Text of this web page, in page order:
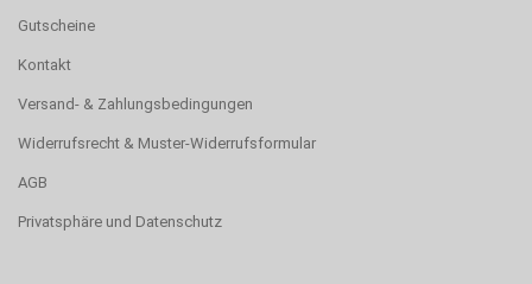
Gutscheine
Kontakt
Versand- & Zahlungsbedingungen
Widerrufsrecht & Muster-Widerrufsformular
AGB
Privatsphäre und Datenschutz